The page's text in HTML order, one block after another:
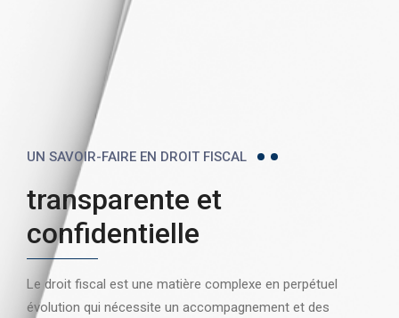
UN SAVOIR-FAIRE EN DROIT FISCAL
transparente et
confidentielle
Le droit fiscal est une matière complexe en perpétuel
évolution qui nécessite un accompagnement et des